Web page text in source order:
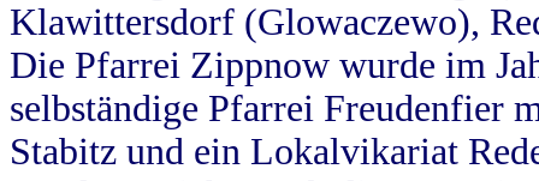
Klawittersdorf (Glowaczewo),
Die Pfarrei Zippnow wurde im
selbständige Pfarrei Freudenfier
Stabitz und ein Lokalvikariat